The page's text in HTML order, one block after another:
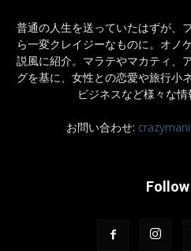
普通の人生を送っていたはずが、
ら一変クレイジーなものに。オノ
説風に紹介。マラテやマカティ、
グを基に、女性との恋愛や旅行小
ビジネスなど様々な情
お問い合わせ: